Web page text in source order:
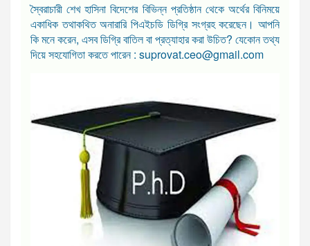
স্বৈরাচারী শেখ হাসিনা বিদেশের বিভিন্ন প্রতিষ্ঠান থেকে অর্থের বিনিময়ে
একাধিক তথাকথিত অনারারি পিএইচডি ডিগ্রি সংগ্রহ করেছেন। আপনি
কি মনে করেন, এসব ডিগ্রি বাতিল বা প্রত্যাহার করা উচিত? যেকোন তথ্য
দিয়ে সহযোগিতা করতে পারেন : suprovat.ceo@gmail.com